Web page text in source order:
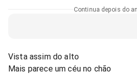
Continua depois do
Vista assim do alto
Mais parece um céu no chão